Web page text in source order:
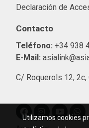
Declaración de
Contacto
Teléfono: +34 938
E-Mail:
C/ Roquerols 12,
Utilizamos cookies